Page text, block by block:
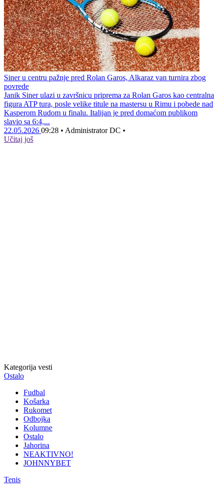
Siner u centru pažnje pred Rolan Garos, Alkaraz van turnira zbog
povrede
Janik Siner ulazi u završnicu priprema za Rolan Garos kao centralna
figura ATP tura, posle velike titule na mastersu u Rimu i pobede nad
Kasperom Rudom u finalu. Italijan je pred domaćom publikom
slavio sa 6:4,...
22.05.2026 09:28 • Administrator DC •
Učitaj još
Kategorija vesti
Ostalo
Fudbal
Košarka
Rukomet
Odbojka
Kolumne
Ostalo
Jahorina
NEAKTIVNO!
JOHNNYBET
Tenis